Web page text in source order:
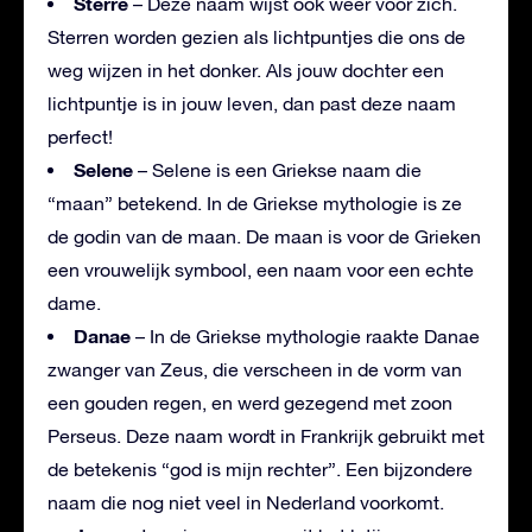
Sterren worden gezien als lichtpuntjes die ons de
weg wijzen in het donker. Als jouw dochter een
lichtpuntje is in jouw leven, dan past deze naam
perfect!
Selene – Selene is een Griekse naam die
“maan” betekend. In de Griekse mythologie is ze
de godin van de maan. De maan is voor de Grieken
een vrouwelijk symbool, een naam voor een echte
dame.
Danae – In de Griekse mythologie raakte Danae
zwanger van Zeus, die verscheen in de vorm van
een gouden regen, en werd gezegend met zoon
Perseus. Deze naam wordt in Frankrijk gebruikt met
de betekenis “god is mijn rechter”. Een bijzondere
naam die nog niet veel in Nederland voorkomt.